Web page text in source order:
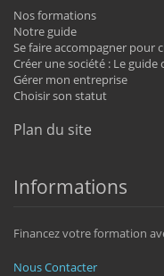
Nos formations
Notre guide
Se faire accompagner pour
Créer une société : Le guide
Gérer mon entreprise
Choisir son statut
Plan du site
Informations
Financez votre formation
Nous Contacter